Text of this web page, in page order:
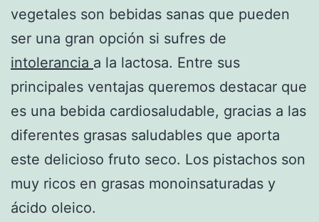
vegetales son bebidas sanas que pueden
ser una gran opción si sufres de
intolerancia a la lactosa. Entre sus
principales ventajas queremos destacar que
es una bebida cardiosaludable, gracias a las
diferentes grasas saludables que aporta
este delicioso fruto seco. Los pistachos son
muy ricos en grasas monoinsaturadas y
ácido oleico.